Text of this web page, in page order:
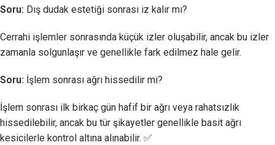
Soru: Dış dudak estetiği sonrası iz kalır mı?
Cerrahi işlemler sonrasında küçük izler oluşabilir, ancak bu izler
zamanla solgunlaşır ve genellikle fark edilmez hale gelir.
Soru: İşlem sonrası ağrı hissedilir mi?
İşlem sonrası ilk birkaç gün hafif bir ağrı veya rahatsızlık
hissedilebilir, ancak bu tür şikayetler genellikle basit ağrı
kesicilerle kontrol altına alınabilir. ✅